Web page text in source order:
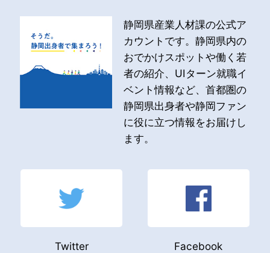
静岡県産業人材課の公式ア
カウントです。静岡県内の
おでかけスポットや働く若
者の紹介、UIターン就職イ
ベント情報など、首都圏の
静岡県出身者や静岡ファン
に役に立つ情報をお届けし
ます。
Twitter Facebook